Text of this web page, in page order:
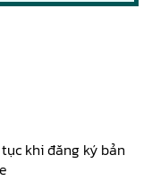
khi đăng ký bản